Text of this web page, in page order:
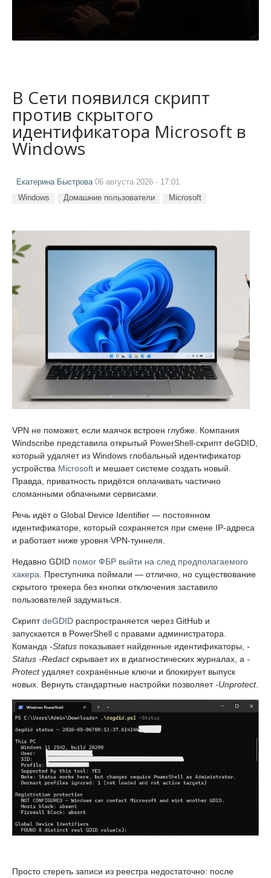
В Сети появился скрипт
против скрытого
идентификатора Microsoft в
Windows
Екатерина Быстрова 06 августа 2026 - 17:01
Windows Домашние пользователи Microsoft
VPN не поможет, если маячок встроен глубже. Компания
Windscribe представила открытый PowerShell-скрипт deGDID,
который удаляет из Windows глобальный идентификатор
устройства Microsoft и мешает системе создать новый.
Правда, приватность придётся оплачивать частично
сломанными облачными сервисами.
Речь идёт о Global Device Identifier — постоянном
идентификаторе, который сохраняется при смене IP-адреса
и работает ниже уровня VPN-туннеля.
Недавно GDID помог ФБР выйти на след предполагаемого
хакера . Преступника поймали — отлично, но существование
скрытого трекера без кнопки отключения заставило
пользователей задуматься.
СкриптdeGDID распространяется через GitHub и
запускается в PowerShell с правами администратора.
Команда -Status показывает найденные идентификаторы, -
Status -Redactскрывает их в диагностических журналах, а -
Protectудаляет сохранённые ключи и блокирует выпуск
новых. Вернуть стандартные настройки позволяет-Unprotect.
Просто стереть записи из реестра недостаточно: после